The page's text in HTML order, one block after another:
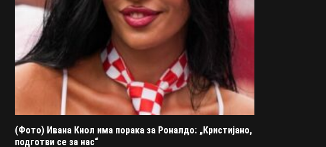
(Фото) Ивана Кнол има порака за Роналдо: „Кристијано,
подготви се за нас“